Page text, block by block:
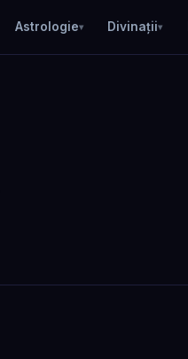
Astrologie Divinații